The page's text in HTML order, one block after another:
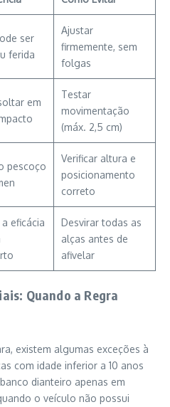
ser
ferida
Ajustar
firmemente, sem
folgas
em
Testar
movimentação
(máx. 2,5 cm)
pescoço
Verificar altura e
posicionamento
correto
eficácia
Desvirar todas as
alças antes de
afivelar
Quando a Regra
existem algumas exceções à
com idade inferior a 10 anos
dianteiro apenas em
o veículo não possui